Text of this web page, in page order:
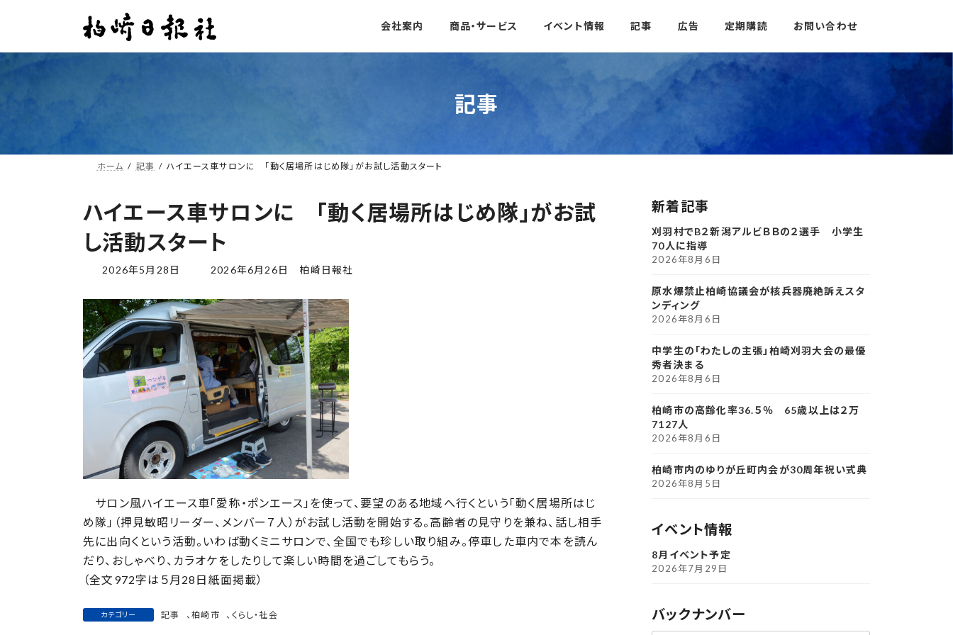
ン
ー
会社案内 商品・サービス イベント情報 記事 広告 定期購読 お問い合わせ
記事
ホーム 記事 ハイエース車サロンに 「動く居場所はじめ隊」がお試し活動スタート
ハイエース車サロンに 「動く居場所はじめ隊」がお試
し活動スタート
2026年5月28日
最
更
新
日
時
:
2026年6月26日 柏崎日報社
サロン風ハイエース車「愛称・ポンエース」を使って、要望のある地域へ行くという「動く居場所はじ
め隊」（押見敏昭リーダー、メンバー７人）がお試し活動を開始する。高齢者の見守りを兼ね、話し相手
先に出向くという活動。いわば動くミニサロンで、全国でも珍しい取り組み。停車した車内で本を読ん
だり、おしゃべり、カラオケをしたりして楽しい時間を過ごしてもらう。
（全文972字は５月28日紙面掲載）
カテゴリー 記事 、柏崎市 、 くらし・社会
新着記事
刈羽村でB２新潟アルビＢＢの２選手 小学生
70人に指導
2026年8月6日
原水爆禁止柏崎協議会が核兵器廃絶訴えスタ
ンディング
2026年8月6日
中学生の「わたしの主張」柏崎刈羽大会の最優
秀者決まる
2026年8月6日
柏崎市の高齢化率36.５％ 65歳以上は２万
7127人
2026年8月6日
柏崎市内のゆりが丘町内会が30周年祝い式典
2026年8月5日
イベント情報
8月イベント予定
2026年7月29日
バックナンバー
ア